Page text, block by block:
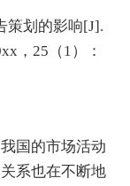
划的影响[J].
，25（1）：
国的市场活动
系也在不断地